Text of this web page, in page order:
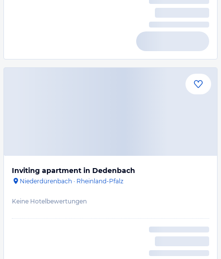
Inviting apartment in Dedenbach
Niederdürenbach · Rheinland-Pfalz
Keine Hotelbewertungen